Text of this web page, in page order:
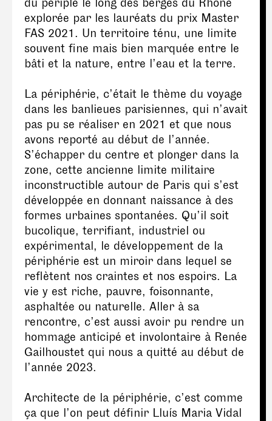
du périple le long des berges du Rhône
explorée par les lauréats du prix Master
FAS 2021. Un territoire ténu, une limite
souvent fine mais bien marquée entre le
bâti et la nature, entre l’eau et la terre.
La périphérie, c’était le thème du voyage
dans les banlieues parisiennes, qui n’avait
pas pu se réaliser en 2021 et que nous
avons reporté au début de l’année.
S’échapper du centre et plonger dans la
zone, cette ancienne limite militaire
inconstructible autour de Paris qui s’est
développée en donnant naissance à des
formes urbaines spontanées. Qu’il soit
bucolique, terrifiant, industriel ou
expérimental, le développement de la
périphérie est un miroir dans lequel se
reflètent nos craintes et nos espoirs. La
vie y est riche, pauvre, foisonnante,
asphaltée ou naturelle. Aller à sa
rencontre, c’est aussi avoir pu rendre un
hommage anticipé et involontaire à Renée
Gailhoustet qui nous a quitté au début de
l’année 2023.
Architecte de la périphérie, c’est comme
ça que l’on peut définir Lluís Maria Vidal